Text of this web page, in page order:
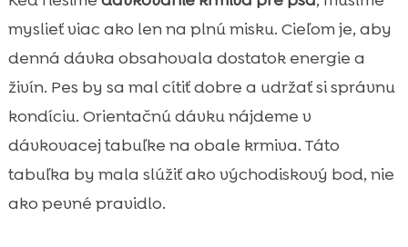
myslieť viac ako len na plnú misku. Cieľom je, aby
denná dávka obsahovala dostatok energie a
živín. Pes by sa mal cítiť dobre a udržať si správnu
kondíciu. Orientačnú dávku nájdeme v
dávkovacej tabuľke na obale krmiva. Táto
tabuľka by mala slúžiť ako východiskový bod, nie
ako pevné pravidlo.